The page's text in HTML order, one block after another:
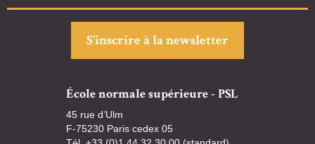
S’inscrire à la newsletter
École normale supérieure - PSL
45 rue d’Ulm
F-75230 Paris cedex 05